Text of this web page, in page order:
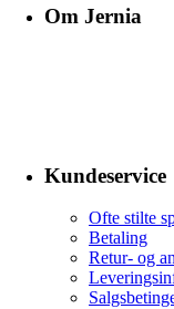
Om Jernia
Kundeservice
Ofte stilte
Betaling
Retur- og